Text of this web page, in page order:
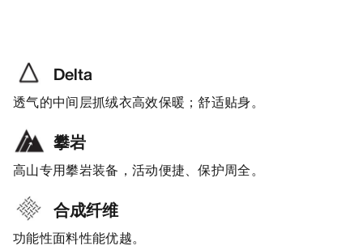
Delta
透气的中间层抓绒衣高效保暖；舒适贴身。
攀岩
高山专用攀岩装备，活动便捷、保护周全。
合成纤维
功能性面料性能优越。